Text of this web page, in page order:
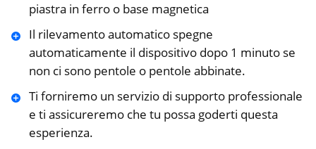
piastra in ferro o base magnetica
Il rilevamento automatico spegne
automaticamente il dispositivo dopo 1 minuto se
non ci sono pentole o pentole abbinate.
Ti forniremo un servizio di supporto professionale
e ti assicureremo che tu possa goderti questa
esperienza.